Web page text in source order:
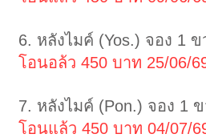
6. หลังไมค์ (Yos.) จอง 1 ข
โอนอล้ว 450 บาท 25/06/
7. หลังไมค์ (Pon.) จอง 1
โอนแล้ว 450 บาท 04/07/